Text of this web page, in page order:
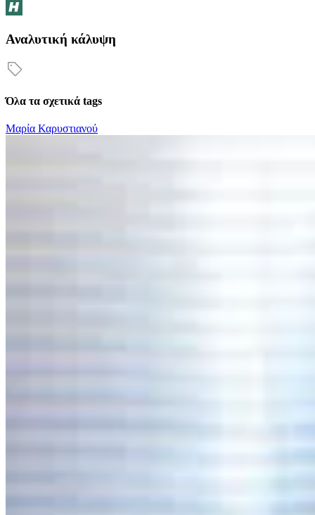
Αναλυτική κάλυψη
Όλα τα σχετικά tags
Μαρία Καρυστιανού